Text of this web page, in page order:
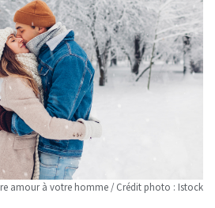
amour à votre homme / Crédit photo : Istock